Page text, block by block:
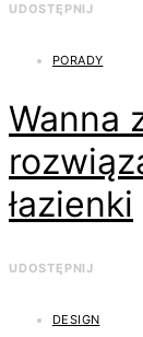
UDOSTĘPNIJ
PORADY
Wanna
łazienki
UDOSTĘPNIJ
DESIGN